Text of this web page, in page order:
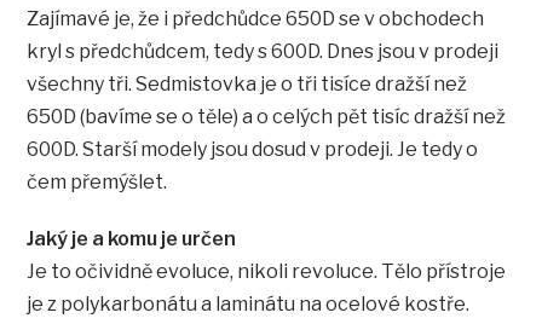
Zajímavé je, že i předchůdce 650D se v obchodech
kryl s předchůdcem, tedy s 600D. Dnes jsou v prodeji
všechny tři. Sedmistovka je o tři tisíce dražší než
650D (bavíme se o těle) a o celých pět tisíc dražší než
600D. Starší modely jsou dosud v prodeji. Je tedy o
čem přemýšlet.
Jaký je a komu je určen
Je to očividně evoluce, nikoli revoluce. Tělo přístroje
je z polykarbonátu a laminátu na ocelové kostře.